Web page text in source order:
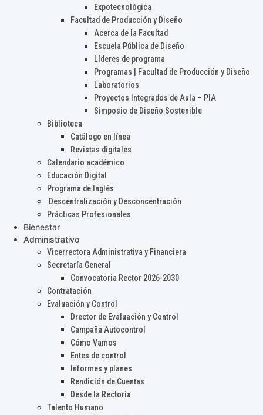
Expotecnológica
Facultad de Producción y Diseño
Acerca de la Facultad
Escuela Pública de Diseño
Líderes de programa
Programas | Facultad de Producción y Diseño
Laboratorios
Proyectos Integrados de Aula – PIA
Simposio de Diseño Sostenible
Biblioteca
Catálogo en línea
Revistas digitales
Calendario académico
Educación Digital
Programa de Inglés
Descentralización y Desconcentración
Prácticas Profesionales
Bienestar
Administrativo
Vicerrectora Administrativa y Financiera
Secretaría General
Convocatoria Rector 2026-2030
Contratación
Evaluación y Control
Drector de Evaluación y Control
Campaña Autocontrol
Cómo Vamos
Entes de control
Informes y planes
Rendición de Cuentas
Desde la Rectoría
Talento Humano